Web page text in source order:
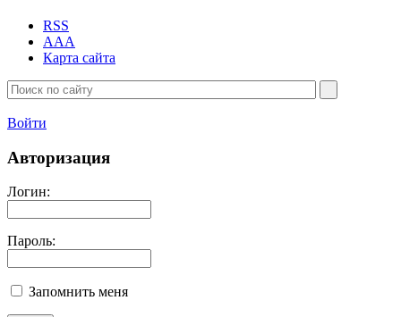
RSS
AAA
Карта сайта
Войти
Авторизация
Логин:
Пароль:
Запомнить меня